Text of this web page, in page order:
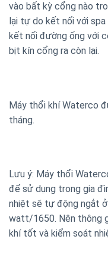
vào bất kỳ cổng nào
lại tự do kết nối với
kết nối đường ống với
bịt kín cổng ra còn lại.
Máy thổi khí Waterco
tháng.
Lưu ý: Máy thổi
để sử dụng trong gia
nhiệt sẽ tự động ngắt
watt/1650. Nên thông
khí tốt và kiểm soát